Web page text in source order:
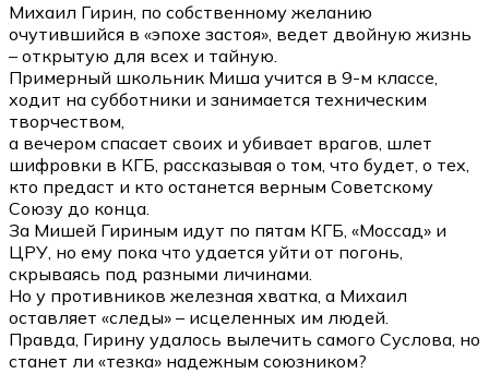
Михаил Гирин, по собственному желанию
очутившийся в «эпохе застоя», ведет двойную жизнь
– открытую для всех и тайную.
Примерный школьник Миша учится в 9-м классе,
ходит на субботники и занимается техническим
творчеством,
а вечером спасает своих и убивает врагов, шлет
шифровки в КГБ, рассказывая о том, что будет, о тех,
кто предаст и кто останется верным Советскому
Союзу до конца.
За Мишей Гириным идут по пятам КГБ, «Моссад» и
ЦРУ, но ему пока что удается уйти от погонь,
скрываясь под разными личинами.
Но у противников железная хватка, а Михаил
оставляет «следы» – исцеленных им людей.
Правда, Гирину удалось вылечить самого Суслова, но
станет ли «тезка» надежным союзником?